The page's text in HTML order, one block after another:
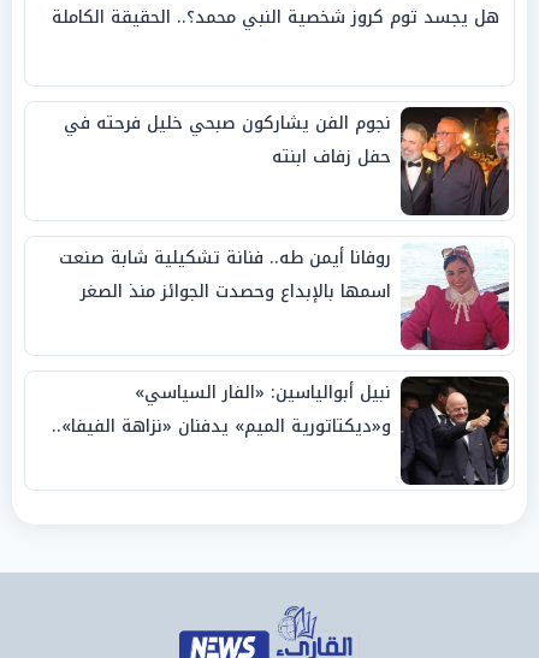
هل يجسد توم كروز شخصية النبي محمد؟.. الحقيقة الكاملة
نجوم الفن يشاركون صبحي خليل فرحته في
حفل زفاف ابنته
روفانا أيمن طه.. فنانة تشكيلية شابة صنعت
اسمها بالإبداع وحصدت الجوائز منذ الصغر
نبيل أبوالياسين: «الفار السياسي»
و«ديكتاتورية الميم» يدفنان «نزاهة الفيفا»..